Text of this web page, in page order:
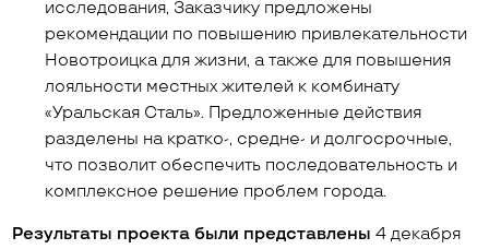
исследования, Заказчику предложены
рекомендации по повышению привлекательности
Новотроицка для жизни, а также для повышения
лояльности местных жителей к комбинату
«Уральская Сталь». Предложенные действия
разделены на кратко-, средне- и долгосрочные,
что позволит обеспечить последовательность и
комплексное решение проблем города.
Результаты проекта были представлены 4 декабря